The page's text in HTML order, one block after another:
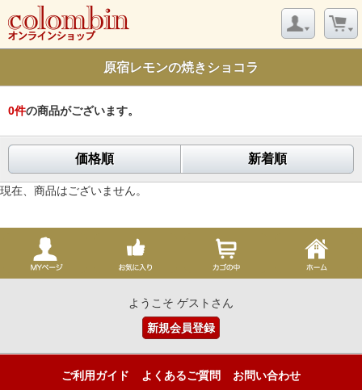
原宿レモンの焼きショコラ
0件の商品がございます。
価格順 新着順
現在、商品はございません。
ようこそ ゲストさん
新規会員登録
ご利用ガイド よくあるご質問 お問い合わせ